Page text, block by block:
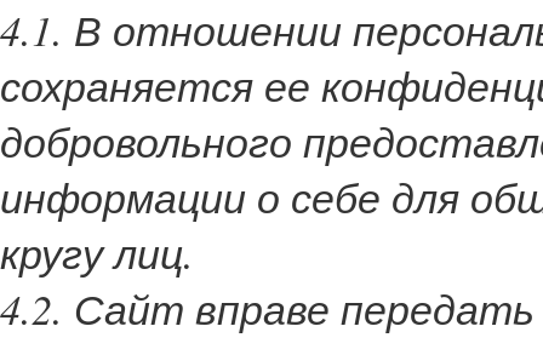
4.1. В отношении
сохраняется ее
добровольного
информации о себе для
кругу лиц.
4.2. Сайт вправе